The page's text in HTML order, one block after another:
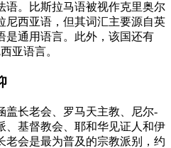
语。比斯拉马语被视作克里奥尔
尼西亚语，但其词汇主要源自英
是通用语言。此外，该国还有
亚语言。
盖长老会、罗马天主教、尼尔-
、基督教会、耶和华见证人和伊
老会是最为普及的宗教派别，约